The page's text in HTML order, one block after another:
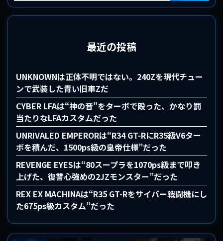
最近の投稿
UNKNOWNは正体不明ではない。240Zを現代チュー
ンで武装した青い旧車Zだ
CYBER LFAは“神の音”をターボで殴った、かなり罰
当たりなLFAカスタムだった
UNRIVALED EMPERORは“R34 GT-RにR35級V6ター
ボを積んだ、1500ps級の皇帝仕様”だった
REVENGE EYESは“80スープラを1070ps級まで叩き
上げた、復讐心強めの2JZモンスター”だった
REX EX MACHINAは“R35 GT-Rをサイバー戦闘機にし
た675ps級カスタム”だった